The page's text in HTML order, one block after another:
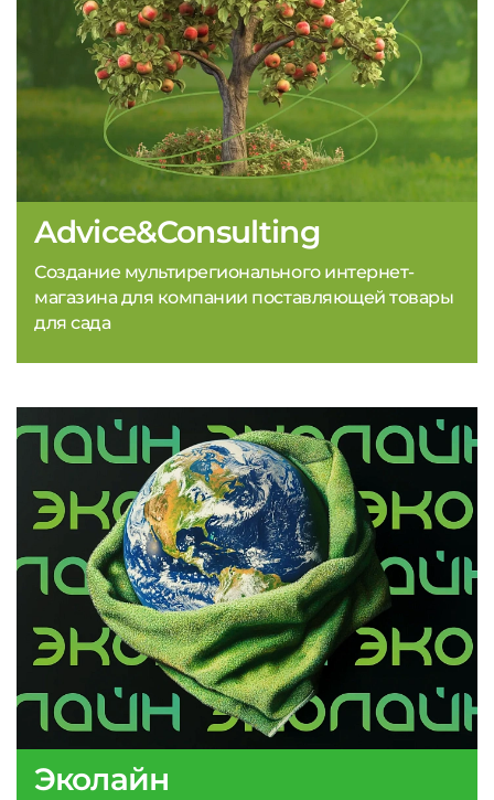
Эколайн
Advice&Consulting
Создание мультирегионального интернет-
магазина для компании поставляющей товары
для сада